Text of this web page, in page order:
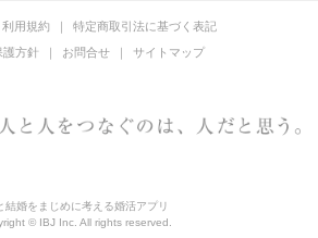
利用規約
特定商取引法に基づく表記
護方針
お問合せ サイトマップ
結婚をまじめに考える婚活アプリ
© IBJ Inc. All rights reserved.